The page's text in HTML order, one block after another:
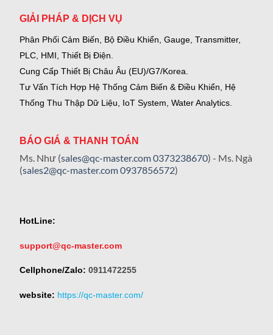
GIẢI PHÁP & DỊCH VỤ
Phân Phối Cảm Biến, Bộ Điều Khiển, Gauge, Transmitter,
PLC, HMI, Thiết Bị Điện.
Cung Cấp Thiết Bị Châu Âu (EU)/G7/Korea.
Tư Vấn Tích Hợp Hệ Thống Cảm Biến & Điều Khiển, Hệ
Thống Thu Thập Dữ Liệu, IoT System, Water Analytics.
BÁO GIÁ & THANH TOÁN
Ms. Như (sales@qc-master.com0373238670) - Ms. Ngà
(sales2@qc-master.com0937856572)
HotLine:
support@qc-master.com
Cellphone/Zalo: 0911472255
website: https://qc-master.com/